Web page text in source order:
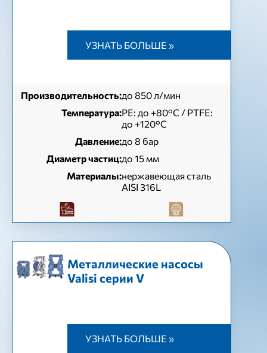
УЗНАТЬ БОЛЬШЕ »
Производительность:до 850 л/мин
Температура:РЕ: до +80°C / PTFE:
до +120°C
Давление:до 8 бар
Диаметр частиц:до 15 мм
Материалы:нержавеющая сталь
AISI 316L
Металлические насосы
Valisi серии V
УЗНАТЬ БОЛЬШЕ »